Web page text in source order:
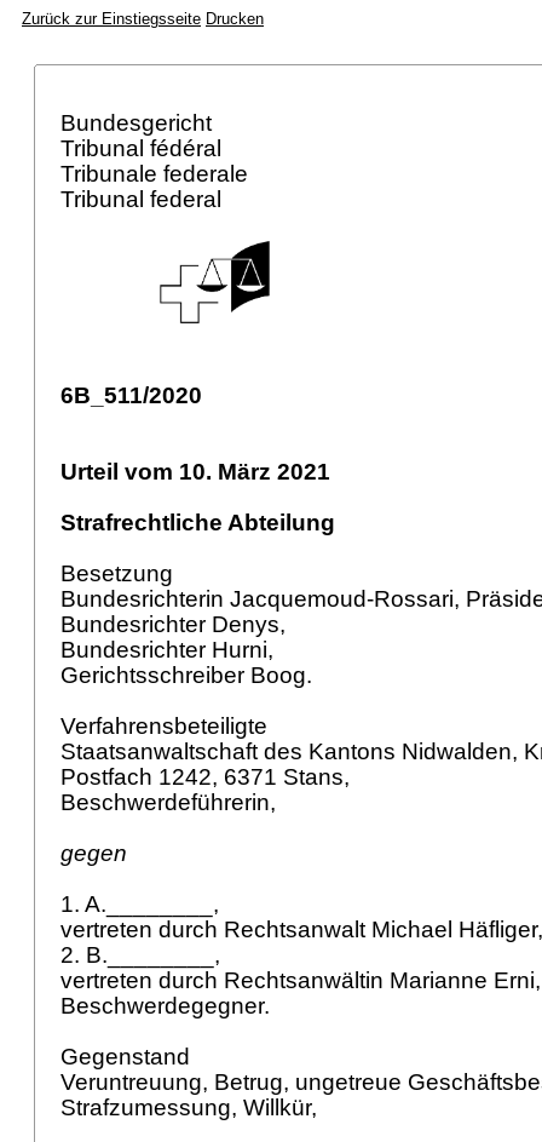
Zurück zur Einstiegsseite Drucken
Bundesgericht
Tribunal fédéral
Tribunale federale
Tribunal federal
6B_511/2020
Urteil vom 10. März 2021
Strafrechtliche Abteilung
Besetzung
Bundesrichterin Jacquemoud-Rossari,
Bundesrichter Denys,
Bundesrichter Hurni,
Gerichtsschreiber Boog.
Verfahrensbeteiligte
Staatsanwaltschaft des Kantons Nidwalden,
Postfach 1242, 6371 Stans,
Beschwerdeführerin,
gegen
1. A.________,
vertreten durch Rechtsanwalt Michael
2. B.________,
vertreten durch Rechtsanwältin Marianne
Beschwerdegegner.
Gegenstand
Veruntreuung, Betrug, ungetreue
Strafzumessung, Willkür,